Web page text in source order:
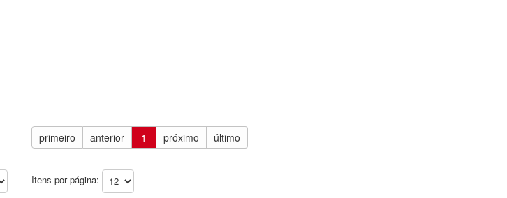
primeiro anterior 1 próximo último
Itens por página: